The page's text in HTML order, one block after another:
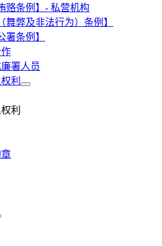
赂条例】- 私营机构
舞弊及非法行为）条例】
署条例】
署人员
利
利